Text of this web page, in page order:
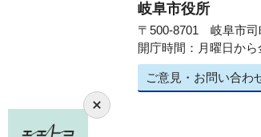
岐阜市役所
〒500-8701 岐阜市
開庁時間：月曜日か
ご意見・お問い合わ